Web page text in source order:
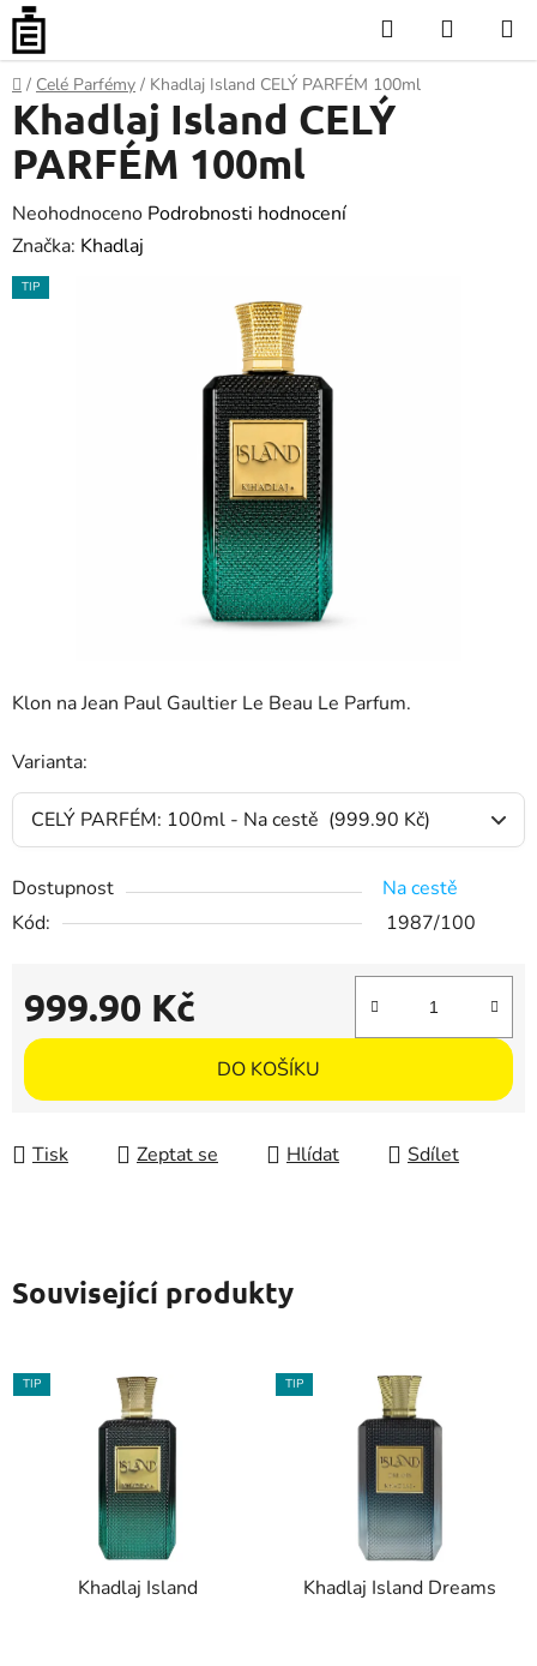
Přejít
obsah
Hledat
KOŠÍK
Domů
/ Celé Parfémy / Khadlaj Island CELÝ PARFÉM 100ml
Klon na Jean Paul Gaultier Le Beau Le Parfum.
Varianta:
Dostupnost
Na cestě
Kód:
1987/100
999.90 Kč
Měrná cena:
DO KOŠÍKU
Tisk Zeptat se Hlídat Sdílet
Khadlaj Island CELÝ
PARFÉM 100ml
Průměrné
hodnocení
produktu
Neohodnoceno Podrobnosti hodnocení
Značka: Khadlaj
TIP
Související produkty
TIP
Khadlaj Island
TIP
Khadlaj Island Dreams